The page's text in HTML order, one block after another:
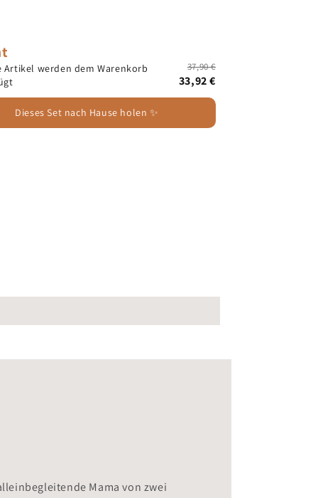
Widerrufsbutton
Artikel werden dem Warenkorb
37,90 €
33,92 €
Dieses Set nach Hause holen ✨
Mama von zwei